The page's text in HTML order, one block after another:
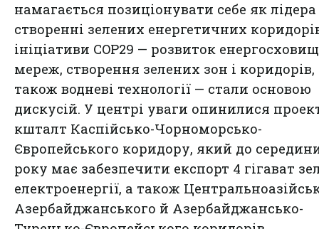
намагається позиціонувати себе як
створенні зелених енергетичних
ініціативи COP29 — розвиток енергосховищ
мереж, створення зелених зон і коридорів,
також водневі технології — стали основою
дискусій. У центрі уваги опинилися
кшталт Каспійсько-Чорноморсько-
Європейського коридору, який до
року має забезпечити експорт 4 гігават
електроенергії, а також
Азербайджанського й Азербайджансько-